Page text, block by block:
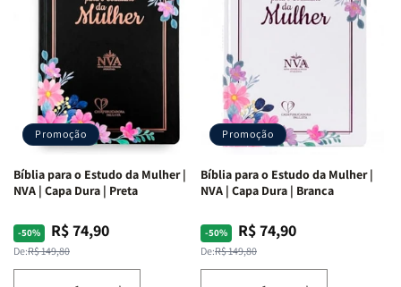
Promoção
Bíblia para o Estudo da Mulher |
NVA | Capa Dura | Preta
-50%
Preço
normal
De:R$ 149,80
Preço
promocional
R$ 74,90
Promoção
Bíblia para o Estudo da Mulher |
NVA | Capa Dura | Branca
-50%
Preço
normal
De:R$ 149,80
Preço
promocional
R$ 74,90